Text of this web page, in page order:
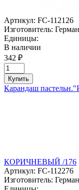
Артикул: FC-112126
Изготовитель:
Единицы:
В наличии
342 ₽
Купить
Карандаш
КОРИЧНЕВЫЙ /176
Артикул: FC-112276
Изготовитель: